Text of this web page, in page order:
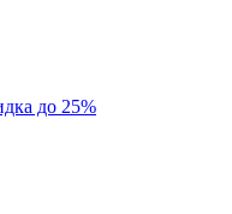
до 25%